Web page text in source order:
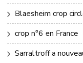
Blaesheim crop
crop n°6 en France
Sarraltroff a